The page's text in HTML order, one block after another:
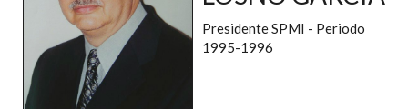
Presidente SPMI - Periodo
1995-1996